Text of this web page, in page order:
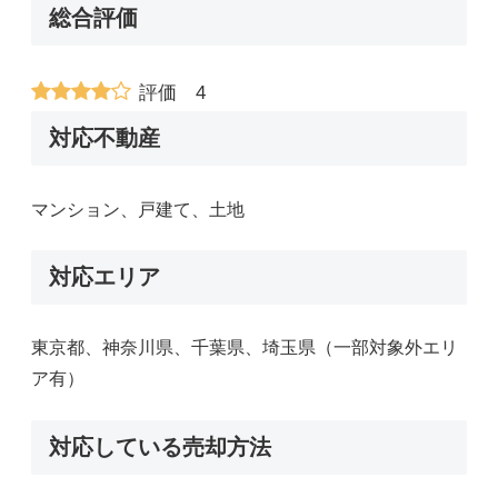
総合評価
評価 4
対応不動産
マンション、戸建て、土地
対応エリア
東京都、神奈川県、千葉県、埼玉県（一部対象外エリ
ア有）
対応している売却方法